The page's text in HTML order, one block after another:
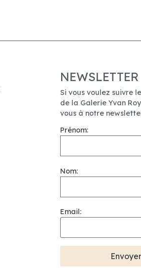
NEWSLETTER
Si vous voulez suivre
de la Galerie Yvan
vous à notre
Prénom:
Nom:
Email: